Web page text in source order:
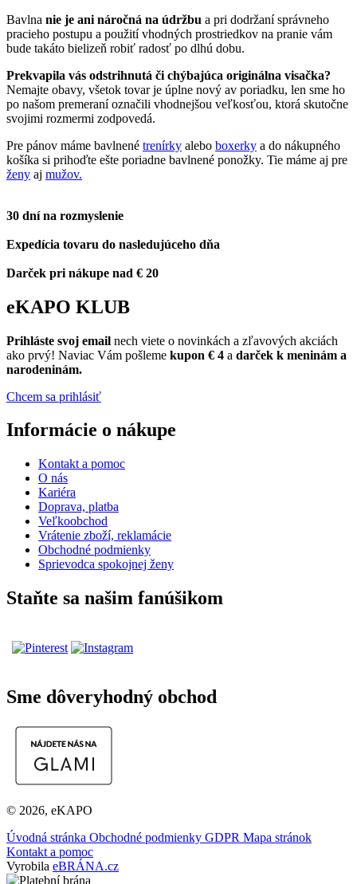
Bavlna nie je ani náročná na údržbu a pri dodržaní správneho
pracieho postupu a použití vhodných prostriedkov na pranie vám
bude takáto bielizeň robiť radosť po dlhú dobu.
Prekvapila vás odstrihnutá či chýbajúca originálna visačka?
Nemajte obavy, všetok tovar je úplne nový av poriadku, len sme ho
po našom premeraní označili vhodnejšou veľkosťou, ktorá skutočne
svojimi rozmermi zodpovedá.
Pre pánov máme bavlnené trenírky alebo boxerky a do nákupného
košíka si prihoďte ešte poriadne bavlnené ponožky. Tie máme aj pre
ženy aj mužov.
30 dní na rozmyslenie
Expedícia tovaru do nasledujúceho dňa
Darček pri nákupe nad € 20
eKAPO KLUB
Prihláste svoj email nech viete o novinkách a zľavových akciách
ako prvý! Naviac Vám pošleme kupon € 4 a darček k meninám a
narodeninám.
Chcem sa prihlásiť
Informácie o nákupe
Kontakt a pomoc
O nás
Kariéra
Doprava, platba
Veľkoobchod
Vrátenie zboží, reklamácie
Obchodné podmienky
Sprievodca spokojnej ženy
Staňte sa našim fanúšikom
Sme dôveryhodný obchod
© 2026, eKAPO
Úvodná stránka Obchodné podmienky GDPR Mapa stránok
Kontakt a pomoc
Vyrobila eBRÁNA.cz